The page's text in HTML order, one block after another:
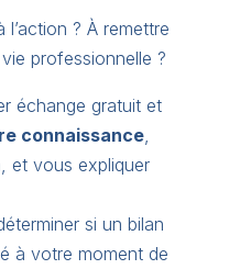
l’action ? À remettre
professionnelle ?
échange gratuit et
connaissance,
et vous expliquer
si un bilan
à votre moment de